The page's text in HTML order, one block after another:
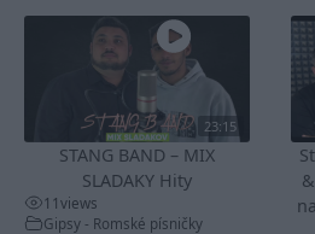
23:15
STANG BAND – MIX
SLADAKY Hity
11views
Gipsy - Romské písničky